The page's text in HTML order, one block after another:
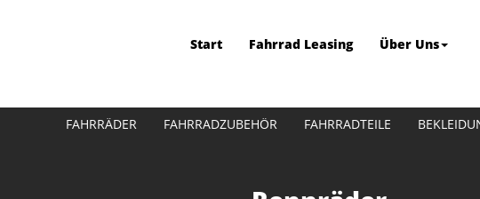
Start Fahrrad Leasing Über Uns
FAHRRÄDER FAHRRADZUBEHÖR FAHRRADTEILE